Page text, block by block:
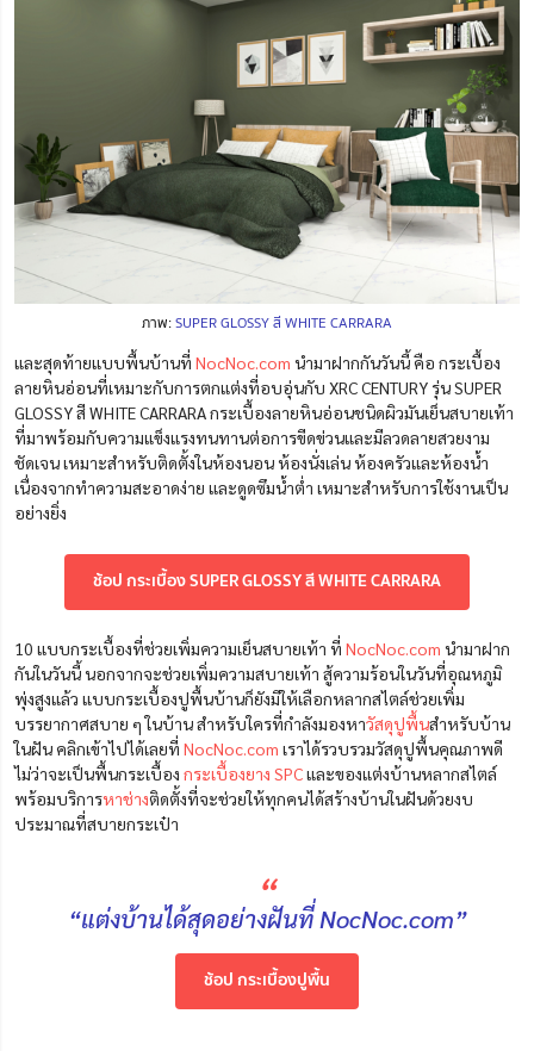
ภาพ:SUPER GLOSSY สี WHITE CARRARA
และสุดท้ายแบบพื้นบ้านที่ NocNoc.com นำมาฝากกันวันนี้ คือ กระเบื้อง
ลายหินอ่อนที่เหมาะกับการตกแต่งที่อบอุ่นกับ XRC CENTURY รุ่น SUPER
GLOSSY สี WHITE CARRARA กระเบื้องลายหินอ่อนชนิดผิวมันเย็นสบายเท้า
ที่มาพร้อมกับความแข็งแรงทนทานต่อการขีดข่วนและมีลวดลายสวยงาม
ชัดเจน เหมาะสำหรับติดตั้งในห้องนอน ห้องนั่งเล่น ห้องครัวและห้องน้ำ
เนื่องจากทำความสะอาดง่าย และดูดซึมน้ำต่ำ เหมาะสำหรับการใช้งานเป็น
อย่างยิ่ง
ช้อป กระเบื้อง SUPER GLOSSY สี WHITE CARRARA
10 แบบกระเบื้องที่ช่วยเพิ่มความเย็นสบายเท้า ที่ NocNoc.com นำมาฝาก
กันในวันนี้ นอกจากจะช่วยเพิ่มความสบายเท้า สู้ความร้อนในวันที่อุณหภูมิ
พุ่งสูงแล้ว แบบกระเบื้องปูพื้นบ้านก็ยังมีให้เลือกหลากสไตล์ช่วยเพิ่ม
บรรยากาศสบาย ๆ ในบ้าน สำหรับใครที่กำลังมองหาวัสดุปูพื้นสำหรับบ้าน
ในฝัน คลิกเข้าไปได้เลยที่ NocNoc.com เราได้รวบรวมวัสดุปูพื้นคุณภาพดี
ไม่ว่าจะเป็นพื้นกระเบื้อง กระเบื้องยาง SPCและของแต่งบ้านหลากสไตล์
พร้อมบริการหาช่างติดตั้งที่จะช่วยให้ทุกคนได้สร้างบ้านในฝันด้วยงบ
ประมาณที่สบายกระเป๋า
“
“แต่งบ้านได้สุดอย่างฝันที่ NocNoc.com”
ช้อป กระเบื้องปูพื้น